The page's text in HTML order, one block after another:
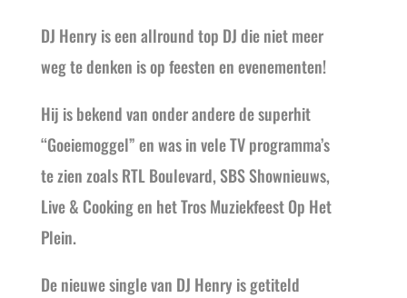
DJ Henry is een allround top DJ die niet meer
weg te denken is op feesten en evenementen!
Hij is bekend van onder andere de superhit
“Goeiemoggel” en was in vele TV programma’s
te zien zoals RTL Boulevard, SBS Shownieuws,
Live & Cooking en het Tros Muziekfeest Op Het
Plein.
De nieuwe single van DJ Henry is getiteld